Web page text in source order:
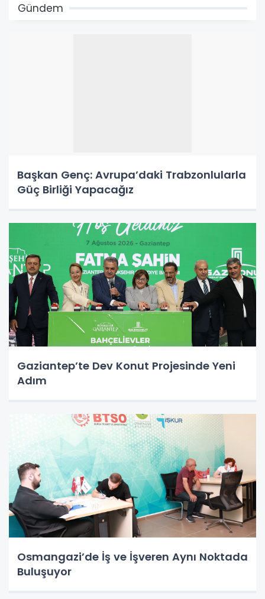
Gündem
Başkan Genç: Avrupa’daki Trabzonlularla
Güç Birliği Yapacağız
Gaziantep’te Dev Konut Projesinde Yeni
Adım
Osmangazi’de İş ve İşveren Aynı Noktada
Buluşuyor